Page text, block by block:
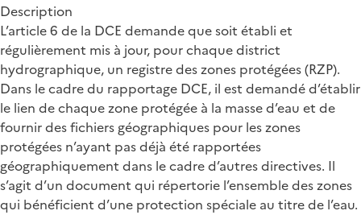
Description
L’article 6 de la DCE demande que soit établi et
régulièrement mis à jour, pour chaque district
hydrographique, un registre des zones protégées (RZP).
Dans le cadre du rapportage DCE, il est demandé d’établir
le lien de chaque zone protégée à la masse d’eau et de
fournir des fichiers géographiques pour les zones
protégées n’ayant pas déjà été rapportées
géographiquement dans le cadre d’autres directives. Il
s’agit d’un document qui répertorie l’ensemble des zones
qui bénéficient d’une protection spéciale au titre de l’eau.